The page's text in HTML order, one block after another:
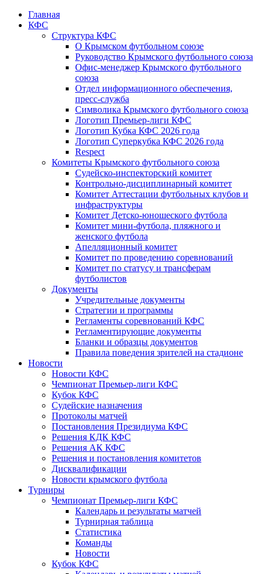
Главная
КФС
Структура КФС
О Крымском футбольном союзе
Руководство Крымского футбольного союза
Офис-менеджер Крымского футбольного
союза
Отдел информационного обеспечения,
пресс-служба
Символика Крымского футбольного союза
Логотип Премьер-лиги КФС
Логотип Кубка КФС 2026 года
Логотип Суперкубка КФС 2026 года
Respect
Комитеты Крымского футбольного союза
Судейско-инспекторский комитет
Контрольно-дисциплинарный комитет
Комитет Аттестации футбольных клубов и
инфраструктуры
Комитет Детско-юношеского футбола
Комитет мини-футбола, пляжного и
женского футбола
Апелляционный комитет
Комитет по проведению соревнований
Комитет по статусу и трансферам
футболистов
Документы
Учредительные документы
Стратегии и программы
Регламенты соревнований КФС
Регламентирующие документы
Бланки и образцы документов
Правила поведения зрителей на стадионе
Новости
Новости КФС
Чемпионат Премьер-лиги КФС
Кубок КФС
Судейские назначения
Протоколы матчей
Постановления Президиума КФС
Решения КДК КФС
Решения АК КФС
Решения и постановления комитетов
Дисквалификации
Новости крымского футбола
Турниры
Чемпионат Премьер-лиги КФС
Календарь и результаты матчей
Турнирная таблица
Статистика
Команды
Новости
Кубок КФС